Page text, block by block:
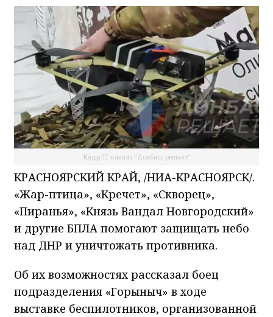
Кадр ТГ-канала "Донбасс решает"
КРАСНОЯРСКИЙ КРАЙ, /НИА-КРАСНОЯРСК/.
«Жар-птица», «Кречет», «Скворец»,
«Пиранья», «Князь Вандал Новгородский»
и другие БПЛА помогают защищать небо
над ДНР и уничтожать противника.
Об их возможностях рассказал боец
подразделения «Горыныч» в ходе
выставке беспилотников, организованной